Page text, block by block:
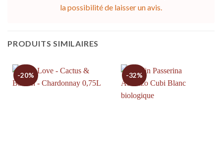
la possibilité de laisser un avis.
PRODUITS SIMILAIRES
-20% -32%